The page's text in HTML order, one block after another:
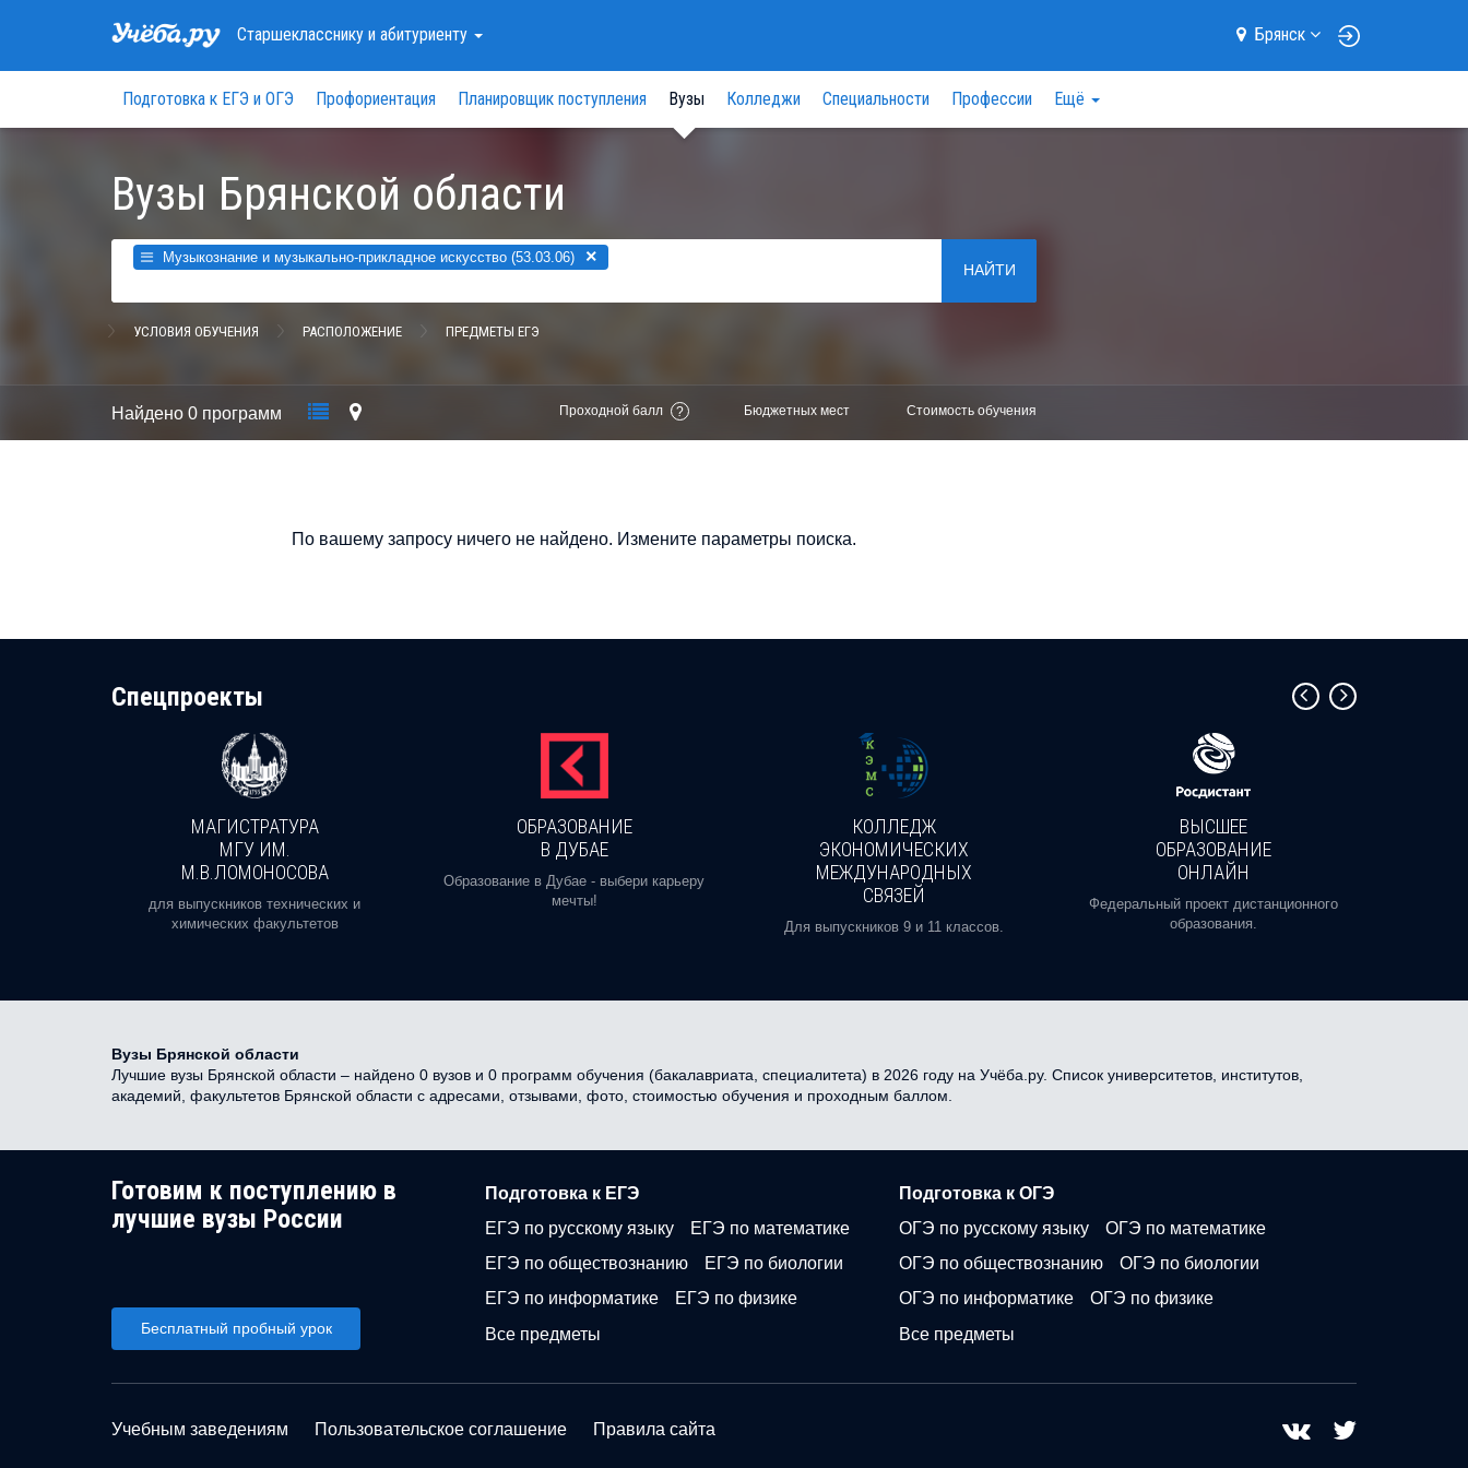
Старшеклассникуи абитуриенту Брянск
Подготовка к ЕГЭ и ОГЭ Профориентация Планировщик поступления Вузы Колледжи Специальности Профессии Ещё
Вузы Брянской области
Музыкознание и музыкально-прикладное искусство (53.03.06) ×
НАЙТИ
УСЛОВИЯ ОБУЧЕНИЯ РАСПОЛОЖЕНИЕ ПРЕДМЕТЫ ЕГЭ
Найдено 0 программ Проходной балл ? Бюджетных мест Стоимость обучения
По вашему запросу ничего не найдено. Измените параметры поиска.
Cпецпроекты
МАГИСТРАТУРА
МГУ ИМ.
М.В.ЛОМОНОСОВА
для выпускников технических и
химических факультетов
ОБРАЗОВАНИЕ
В ДУБАЕ
Образование в Дубае - выбери карьеру
мечты!
КОЛЛЕДЖ
ЭКОНОМИЧЕСКИХ
МЕЖДУНАРОДНЫХ
СВЯЗЕЙ
Для выпускников 9 и 11 классов.
ВЫСШЕЕ
ОБРАЗОВАНИЕ
ОНЛАЙН
Федеральный проект дистанционного
образования.
Вузы Брянской области
Лучшие вузы Брянской области – найдено 0 вузов и 0 программ обучения (бакалавриата, специалитета) в 2026 году на Учёба.ру. Список университетов, институтов,
академий, факультетов Брянской области с адресами, отзывами, фото, стоимостью обучения и проходным баллом.
Готовим к поступлению в
лучшие вузы России
Бесплатный пробный урок
Подготовка к ЕГЭ
ЕГЭ по русскому языку
ЕГЭ по математике
ЕГЭ по обществознанию
ЕГЭ по биологии
ЕГЭ по информатике
ЕГЭ по физике
Все предметы
Подготовка к ОГЭ
ОГЭ по русскому языку
ОГЭ по математике
ОГЭ по обществознанию
ОГЭ по биологии
ОГЭ по информатике
ОГЭ по физике
Все предметы
Учебным заведениям Пользовательское соглашение Правила сайта